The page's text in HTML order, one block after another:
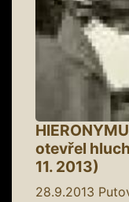
otevřel
11. 2013)
28.9.2013